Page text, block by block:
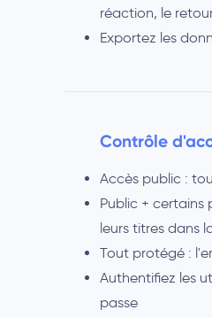
réaction, le
Exportez les
Contrôle
Accès public :
Public + certains
leurs titres dans
Tout protégé :
Authentifiez les
passe